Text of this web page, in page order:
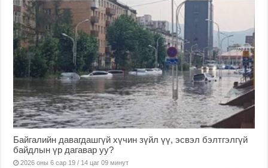
Байгалийн давагдашгүй хүчин зүйл үү, эсвэл бэлтгэлгүй
байдлын үр дагавар уу?
2026 оны 6 сар 19 / 14 цаг 09 минут